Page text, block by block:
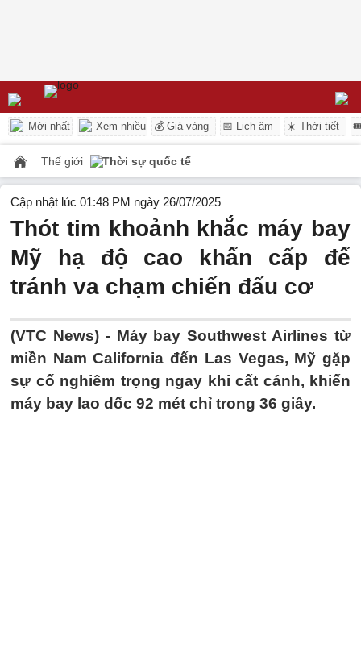
Mới nhất Xem nhiều 💰 Giá vàng 📅 Lịch âm ☀️ Thời tiết
Thế giới Thời sự quốc tế
Cập nhật lúc 01:48 PM ngày 26/07/2025
Thót tim khoảnh khắc máy bay
Mỹ hạ độ cao khẩn cấp để
tránh va chạm chiến đấu cơ
(VTC News) - Máy bay Southwest Airlines từ
miền Nam California đến Las Vegas, Mỹ gặp
sự cố nghiêm trọng ngay khi cất cánh, khiến
máy bay lao dốc 92 mét chỉ trong 36 giây.